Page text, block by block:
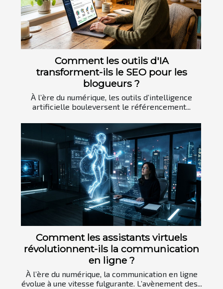
Comment les outils d'IA
transforment-ils le SEO pour les
blogueurs ?
À l’ère du numérique, les outils d’intelligence
artificielle bouleversent le référencement...
Comment les assistants virtuels
révolutionnent-ils la communication
en ligne ?
À l’ère du numérique, la communication en ligne
évolue à une vitesse fulgurante. L’avènement des...